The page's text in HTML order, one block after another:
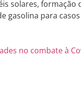
solares, formação
gasolina para
no combate à